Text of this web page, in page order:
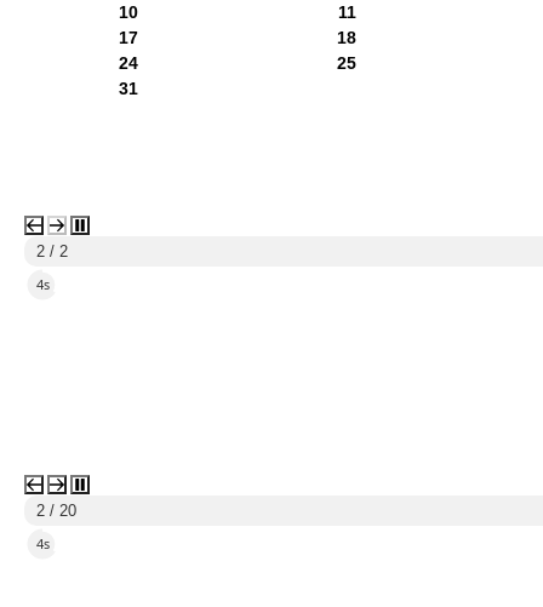
10
11
17
18
24
25
31
2 / 2
2s
2 / 20
2s